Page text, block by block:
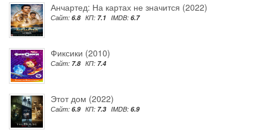
Анчартед: На картах не значится (2022)
Сайт: 6.8 КП: 7.1 IMDB: 6.7
Фиксики (2010)
Сайт: 7.8 КП: 7.4
Этот дом (2022)
Сайт: 6.9 КП: 7.3 IMDB: 6.9